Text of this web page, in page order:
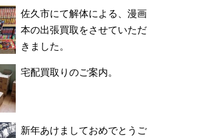
佐久市にて解体による、漫画
本の出張買取をさせていただ
きました。
宅配買取りのご案内。
新年あけましておめでとうご